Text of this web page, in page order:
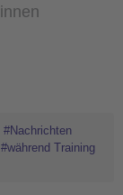
#Nachrichten
#während Training